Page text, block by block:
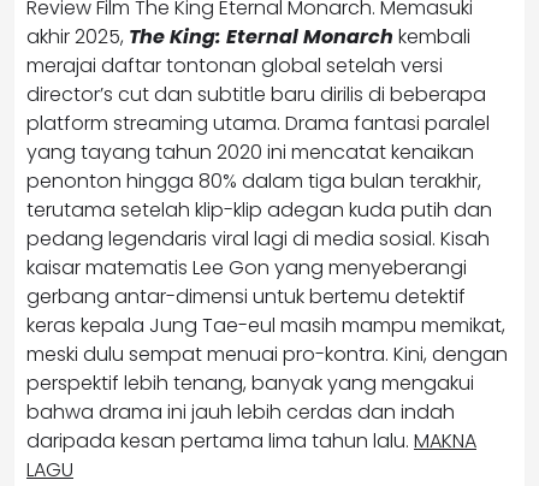
Review Film The King Eternal Monarch. Memasuki
akhir 2025, The King: Eternal Monarch kembali
merajai daftar tontonan global setelah versi
director’s cut dan subtitle baru dirilis di beberapa
platform streaming utama. Drama fantasi paralel
yang tayang tahun 2020 ini mencatat kenaikan
penonton hingga 80% dalam tiga bulan terakhir,
terutama setelah klip-klip adegan kuda putih dan
pedang legendaris viral lagi di media sosial. Kisah
kaisar matematis Lee Gon yang menyeberangi
gerbang antar-dimensi untuk bertemu detektif
keras kepala Jung Tae-eul masih mampu memikat,
meski dulu sempat menuai pro-kontra. Kini, dengan
perspektif lebih tenang, banyak yang mengakui
bahwa drama ini jauh lebih cerdas dan indah
daripada kesan pertama lima tahun lalu. MAKNA
LAGU